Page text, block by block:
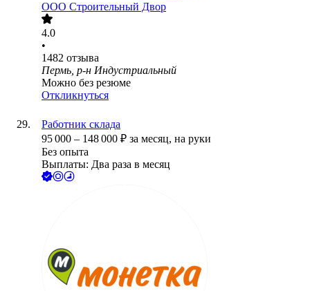
ООО Строительный Двор
4.0
•
1482 отзыва
Пермь, р-н Индустриальный
Можно без резюме
Откликнуться
Работник склада
95 000 – 148 000 ₽ за месяц, на руки
Без опыта
Выплаты: Два раза в месяц